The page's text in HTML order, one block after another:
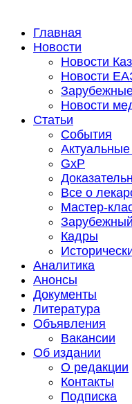
Главная
Новости
Новости
Новости
Новости
Статьи
События
GxP
Все о
Мастер-
Кадры
Аналитика
Анонсы
Документы
Литература
Объявления
Вакансии
Об издании
О редакции
Контакты
Подписка